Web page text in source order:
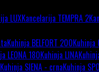
LUXKancelarija TEMPRA 2
Kuhinja BELFORT 200Kuhinja
LEONA 180Kuhinja LINA
Kuhinja SIENA - crnaKuhinja